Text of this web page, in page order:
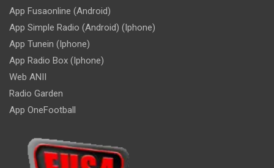
App Fusaonline (Android)
App Simple Radio (Android) (Iphone)
App Tunein (Iphone)
App Radio Box (Iphone)
Web ANII
Radio Garden
App OneFootball